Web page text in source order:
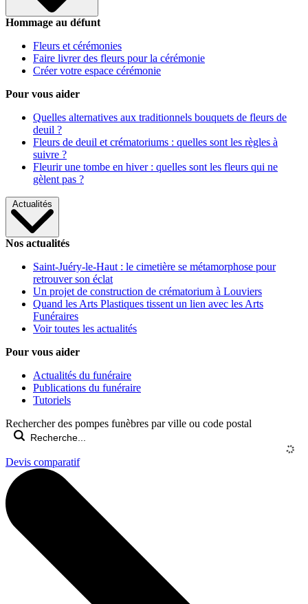
Hommage au défunt
Fleurs et cérémonies
Faire livrer des fleurs pour la cérémonie
Créer votre espace cérémonie
Pour vous aider
Quelles alternatives aux traditionnels bouquets de fleurs de
deuil ?
Fleurs de deuil et crématoriums : quelles sont les règles à
suivre ?
Fleurir une tombe en hiver : quelles sont les fleurs qui ne
gèlent pas ?
Actualités
Nos actualités
Saint-Juéry-le-Haut : le cimetière se métamorphose pour
retrouver son éclat
Un projet de construction de crématorium à Louviers
Quand les Arts Plastiques tissent un lien avec les Arts
Funéraires
Voir toutes les actualités
Pour vous aider
Actualités du funéraire
Publications du funéraire
Tutoriels
Rechercher des pompes funèbres par ville ou code postal
Devis comparatif